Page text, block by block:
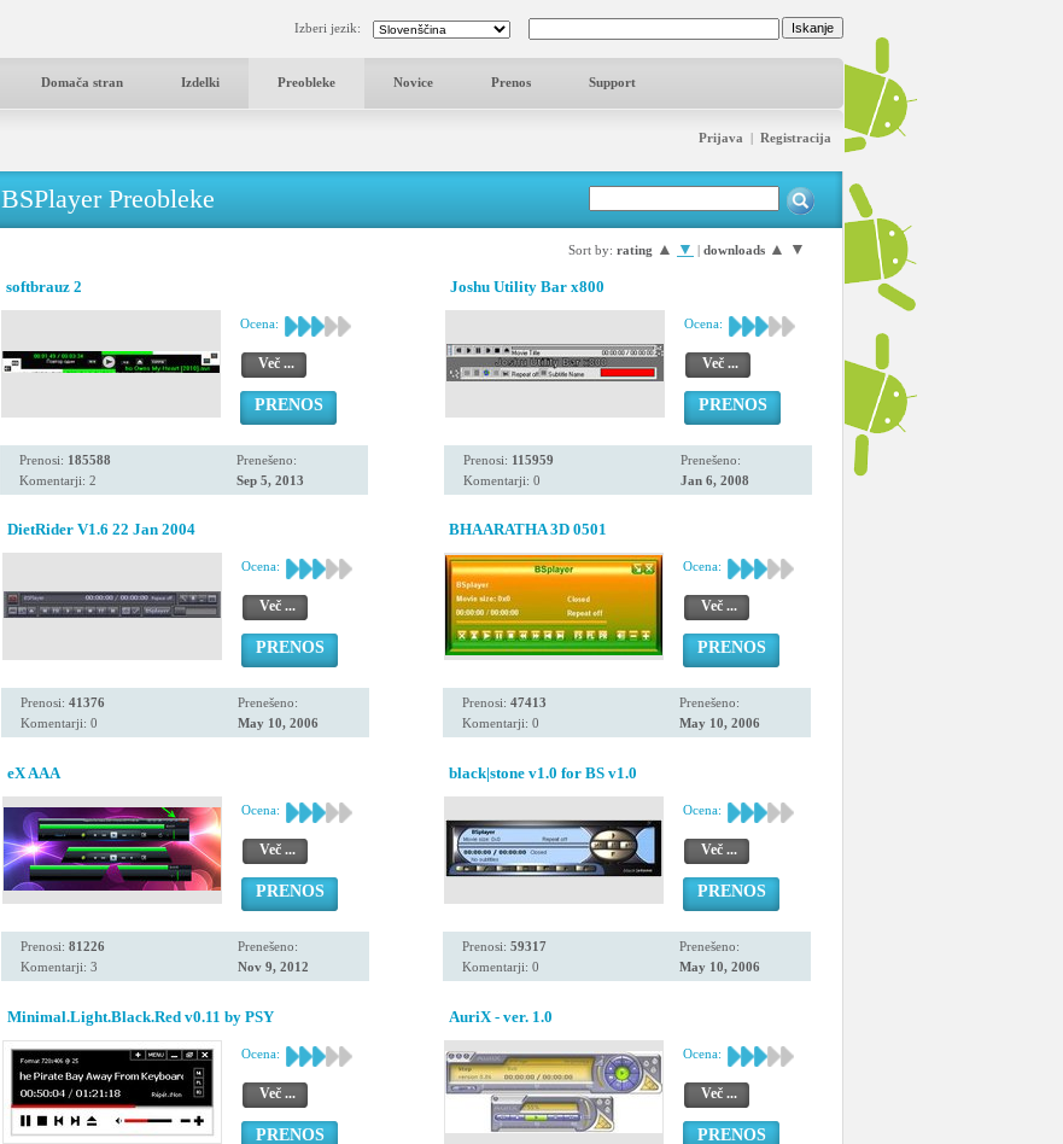
Izberi jezik:
Domača stran Izdelki Preobleke Novice Prenos Support
Prijava | Registracija
BSPlayer Preobleke
Sort by: rating ▲ ▼ | downloads ▲ ▼
softbrauz 2
Ocena:
Več ...
PRENOS
Prenosi: 185588
Komentarji: 2
Prenešeno:
Sep 5, 2013
Joshu Utility Bar x800
Ocena:
Več ...
PRENOS
Prenosi: 115959
Komentarji: 0
Prenešeno:
Jan 6, 2008
DietRider V1.6 22 Jan 2004
Ocena:
Več ...
PRENOS
Prenosi: 41376
Komentarji: 0
Prenešeno:
May 10, 2006
BHAARATHA 3D 0501
Ocena:
Več ...
PRENOS
Prenosi: 47413
Komentarji: 0
Prenešeno:
May 10, 2006
eX AAA
Ocena:
Več ...
PRENOS
Prenosi: 81226
Komentarji: 3
Prenešeno:
Nov 9, 2012
black|stone v1.0 for BS v1.0
Ocena:
Več ...
PRENOS
Prenosi: 59317
Komentarji: 0
Prenešeno:
May 10, 2006
Minimal.Light.Black.Red v0.11 by PSY
Ocena:
Več ...
PRENOS
AuriX - ver. 1.0
Ocena:
Več ...
PRENOS